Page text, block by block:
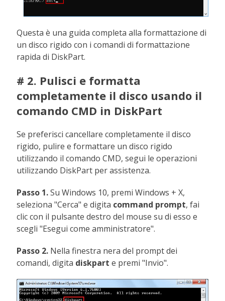
Questa è una guida completa alla formattazione di
un disco rigido con i comandi di formattazione
rapida di DiskPart.
# 2. Pulisci e formatta
completamente il disco usando il
comando CMD in DiskPart
Se preferisci cancellare completamente il disco
rigido, pulire e formattare un disco rigido
utilizzando il comando CMD, segui le operazioni
utilizzando DiskPart per assistenza.
Passo 1.Su Windows 10, premi Windows + X,
seleziona "Cerca" e digita command prompt, fai
clic con il pulsante destro del mouse su di esso e
scegli "Esegui come amministratore".
Passo 2. Nella finestra nera del prompt dei
comandi, digita diskpart e premi "Invio".